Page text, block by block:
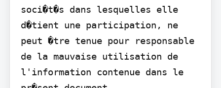
soci�t�s dans lesquelles elle
d�tient une participation, ne
peut �tre tenue pour responsable
de la mauvaise utilisation de
l'information contenue dans le